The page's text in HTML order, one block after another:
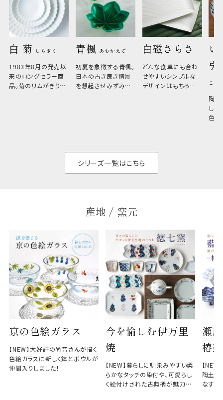
白 菊 しらぎく
1983年8月の発売以
来のロングセラー商
品。菊のリムがきりっ
青楓 あおかえで
初夏を象徴する青楓。
日本の古き良き情景
を想起させみずみず
白磁さらさ
どんな食卓にも合わ
せやすいシンプルな
デザインはもちろん、
い
こひ
陶器
しい
色の
シリーズ一覧はこちら
産地 / 窯元
京の色絵ガラス
【NEW】大好評の尚音さんが描く
色絵ガラスに新しく鉢とボウルが
仲間入りしました！
今を愉しむ伊万里
焼
【NEW】暮らしに馴染みやすい柔
らかなタッチの染付や、可愛らし
く絵付けされた古典柄が魅力の
瀬
椿窯
【
陶土と
なす、